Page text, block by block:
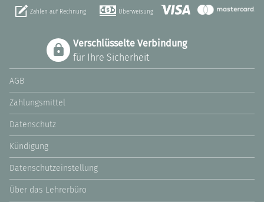
Zahlen auf Rechnung Überweisung
Verschlüsselte Verbindung
für Ihre Sicherheit
AGB
Zahlungsmittel
Datenschutz
Kündigung
Datenschutzeinstellung
Über das Lehrerbüro